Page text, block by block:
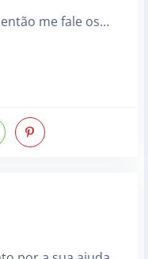
me fale os…